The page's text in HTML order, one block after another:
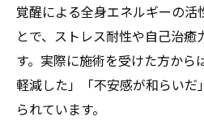
覚醒による全身エネルギーの活
とで、ストレス耐性や自己治癒
す。実際に施術を受けた方から
軽減した」「不安感が和らい
られています。